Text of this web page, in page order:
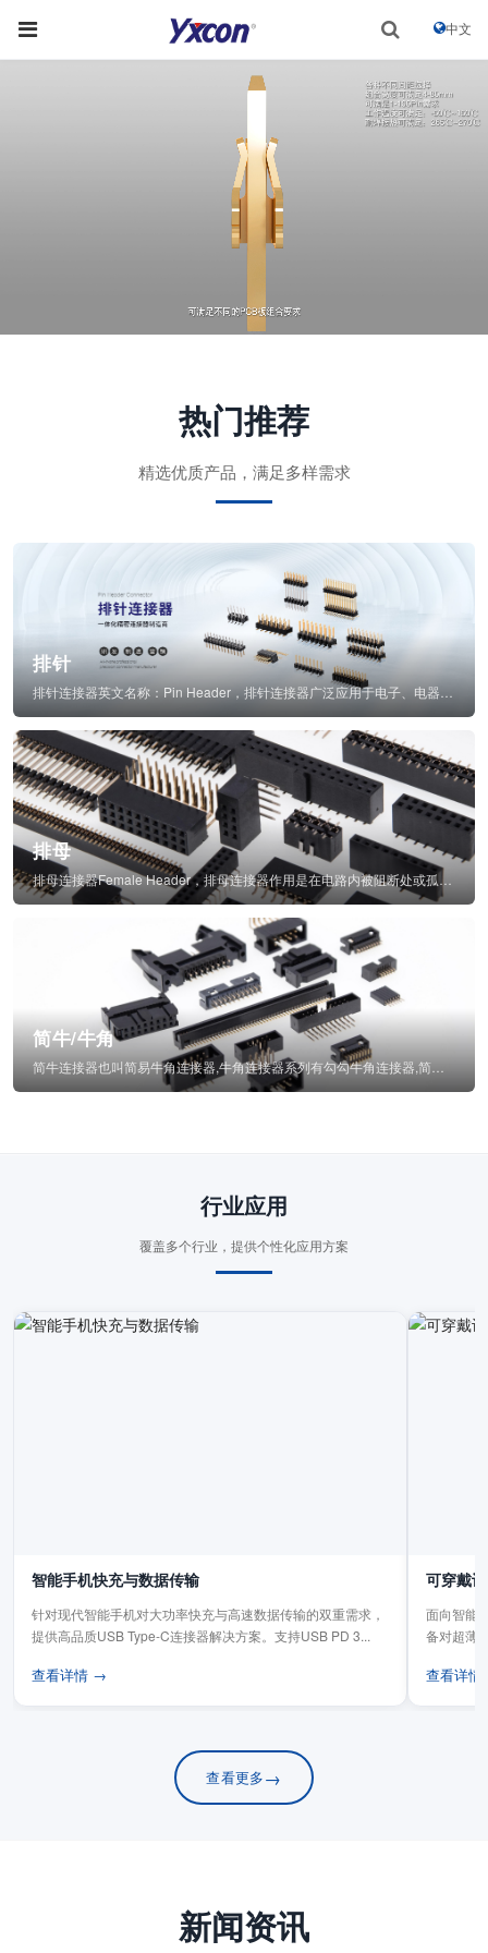
中文
热门推荐
精选优质产品，满足多样需求
排针
排母
排母连接器Female Header，排母连接器作用是在电路内被阻断处或孤立不通...
简牛/牛角
行业应用
覆盖多个行业，提供个性化应用方案
智能手机快充与数据传输
针对现代智能手机对大功率快充与高速数据传输的双重需求，
提供高品质USB Type-C连接器解决方案。支持USB PD 3...
查看详情 →
可穿戴
面向智能
备对超薄
查看详
查看更多→
新闻资讯